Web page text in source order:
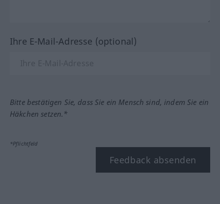
Ihre E-Mail-Adresse (optional)
Bitte bestätigen Sie, dass Sie ein Mensch sind, indem Sie ein
Häkchen setzen.*
*Pflichtfeld
Feedback absenden